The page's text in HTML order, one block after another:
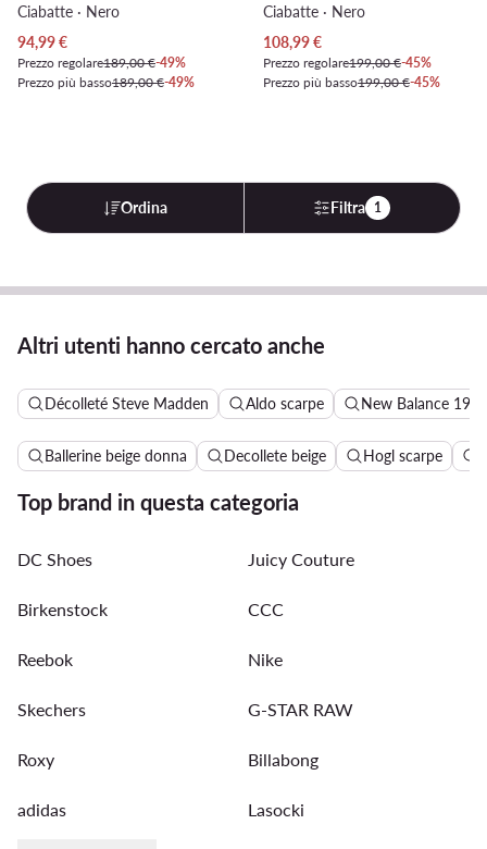
Ciabatte · Nero
Prezzo attuale
94,99€
Prezzo regolare189,00 €-49%
Prezzo più basso189,00 €-49%
Ciabatte · Nero
Prezzo attuale
108,99€
Prezzo regolare199,00 €-45%
Prezzo più basso199,00 €-45%
Ordina Filtra 1
Altri utenti hanno cercato anche
Décolleté Steve Madden Aldo scarpe New Balance
Ballerine beige donna Decollete beige Hogl scarpe
Top brand in questa categoria
DC Shoes Juicy Couture
Birkenstock CCC
Reebok Nike
Skechers G-STAR RAW
Roxy Billabong
adidas Lasocki